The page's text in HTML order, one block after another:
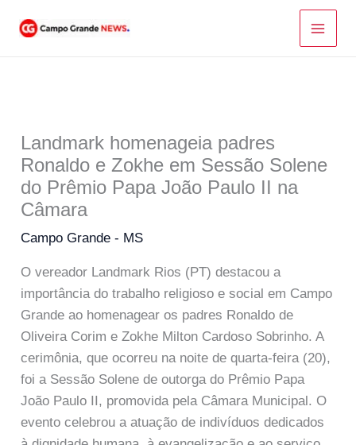
para
Landmark homenageia padres
Ronaldo e Zokhe em Sessão Solene
do Prêmio Papa João Paulo II na
Câmara
Campo Grande - MS
O vereador Landmark Rios (PT) destacou a
importância do trabalho religioso e social em Campo
Grande ao homenagear os padres Ronaldo de
Oliveira Corim e Zokhe Milton Cardoso Sobrinho. A
cerimônia, que ocorreu na noite de quarta-feira (20),
foi a Sessão Solene de outorga do Prêmio Papa
João Paulo II, promovida pela Câmara Municipal. O
evento celebrou a atuação de indivíduos dedicados